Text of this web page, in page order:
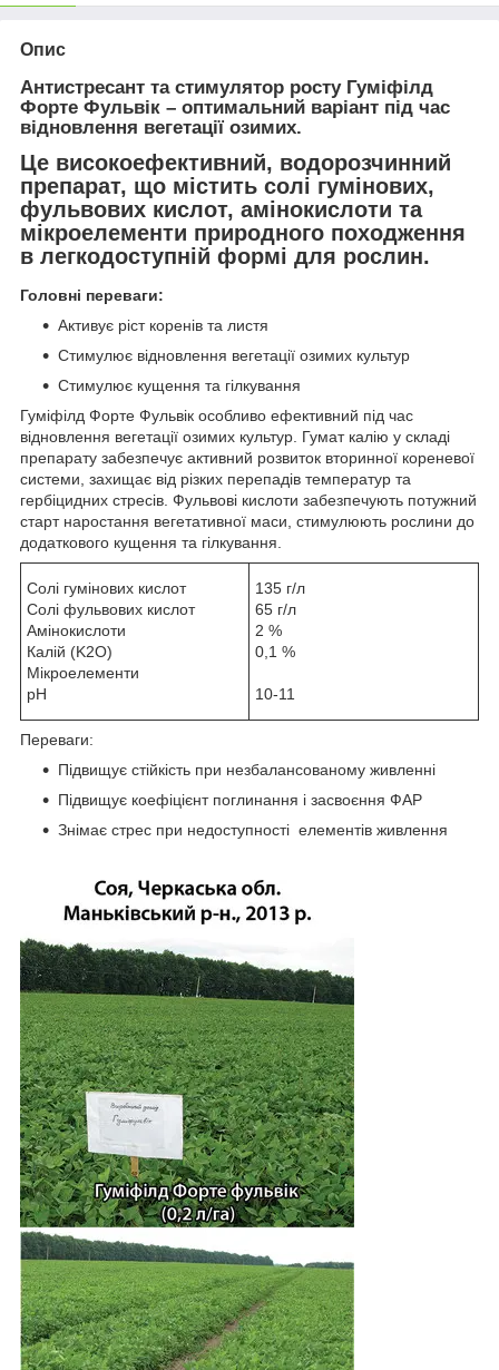
Опис
Антистресант та стимулятор росту Гуміфілд
Форте Фульвік – оптимальний варіант під час
відновлення вегетації озимих.
Це високоефективний, водорозчинний
препарат, що містить солі гумінових,
фульвових кислот, амінокислоти та
мікроелементи природного походження
в легкодоступній формі для рослин.
Головні переваги:
Активує ріст коренів та листя
Стимулює відновлення вегетації озимих культур
Стимулює кущення та гілкування
Гуміфілд Форте Фульвік особливо ефективний під час
відновлення вегетації озимих культур. Гумат калію у складі
препарату забезпечує активний розвиток вторинної кореневої
системи, захищає від різких перепадів температур та
гербіцидних стресів. Фульвові кислоти забезпечують потужний
старт наростання вегетативної маси, стимулюють рослини до
додаткового кущення та гілкування.
Солі гумінових кислот
Солі фульвових кислот
Амінокислоти
Калій (K2O)
Мікроелементи
рН
135 г/л
65 г/л
2 %
0,1 %
10-11
Переваги:
Підвищує стійкість при незбалансованому живленні
Підвищує коефіцієнт поглинання і засвоєння ФАР
Знімає стрес при недоступності елементів живлення